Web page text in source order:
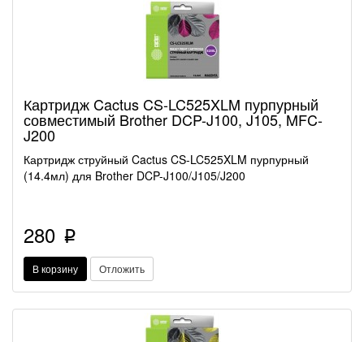
Картридж Cactus CS-LC525XLM пурпурный
совместимый Brother DCP-J100, J105, MFC-
J200
Картридж струйный Cactus CS-LC525XLM пурпурный
(14.4мл) для Brother DCP-J100/J105/J200
280 p
В корзину Отложить